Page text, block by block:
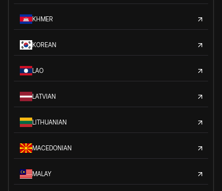
KHMER
KOREAN
LAO
LATVIAN
LITHUANIAN
MACEDONIAN
MALAY